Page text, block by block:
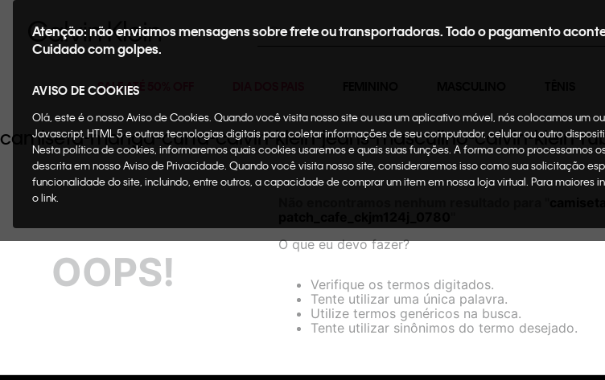
Buscar
SALE ATÉ 50% OFF
Atenção: não enviamos mensagens sobre frete ou transportadoras. Todo o pagamento
Cuidado com golpes.
AVISO DE COOKIES
Olá, este é o nosso Aviso de Cookies. Quando você visita nosso site ou usa um aplicativo móvel, nós colocamos um
Javascript, HTML 5 e outras tecnologias digitais para coletar informações de seu computador, celular ou outro
Nesta política de cookies, informaremos quais cookies usaremos e quais suas funções. A forma como processamos
descrita em nosso Aviso de Privacidade. Quando você visita nosso site, consideraremos isso como sua solicitação
funcionalidade do site, incluindo, entre outros, a capacidade de comprar um item em nossa loja virtual. Para maiores
o link.
camiseta-manga-curta-calvin-klein-jeans-masculino-calvin-klein-
OOPS!
O que eu devo fazer?
Verifique os termos digitados.
Tente utilizar uma única palavra.
Utilize termos genéricos na busca.
Tente utilizar sinônimos do termo desejado.